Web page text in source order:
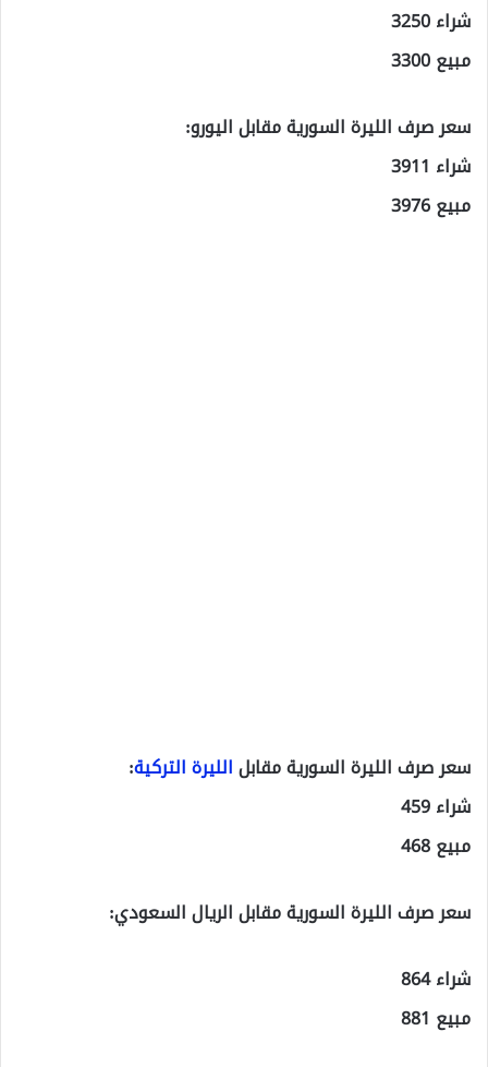
شراء 3250
مبيع 3300
سعر صرف الليرة السورية مقابل اليورو:
شراء 3911
مبيع 3976
سعر صرف الليرة السورية مقابلالليرة التركية:
شراء 459
مبيع 468
سعر صرف الليرة السورية مقابل الريال السعودي:
شراء 864
مبيع 881